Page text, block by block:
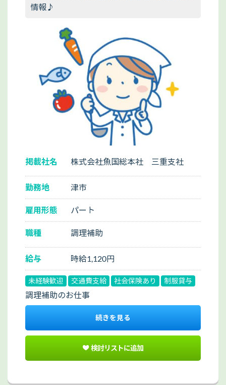
情報♪
掲載社名 株式会社魚国総本社 三重支社
勤務地 津市
雇用形態 パート
職種 調理補助
給与 時給1,120円
未経験歓迎 交通費支給 社会保険あり 制服貸与
調理補助のお仕事
続きを見る
検討リストに追加